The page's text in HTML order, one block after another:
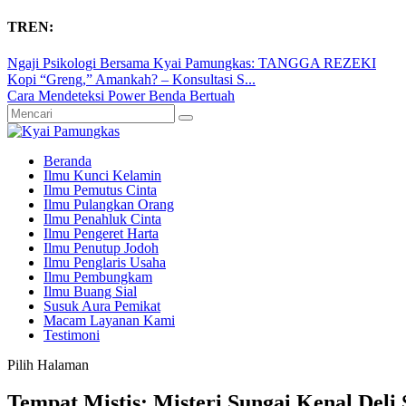
TREN:
Ngaji Psikologi Bersama Kyai Pamungkas: TANGGA REZEKI
Kopi “Greng,” Amankah? – Konsultasi S...
Cara Mendeteksi Power Benda Bertuah
Beranda
Ilmu Kunci Kelamin
Ilmu Pemutus Cinta
Ilmu Pulangkan Orang
Ilmu Penahluk Cinta
Ilmu Pengeret Harta
Ilmu Penutup Jodoh
Ilmu Penglaris Usaha
Ilmu Pembungkam
Ilmu Buang Sial
Susuk Aura Pemikat
Macam Layanan Kami
Testimoni
Pilih Halaman